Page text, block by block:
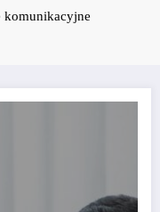
komunikacyjne